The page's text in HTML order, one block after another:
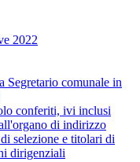
2022
comunale in
conferiti, ivi inclusi
di indirizzo
selezione e titolari di
dirigenziali